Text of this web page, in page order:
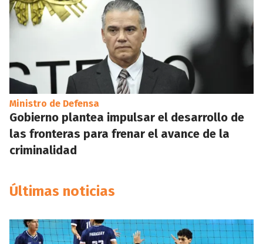
Ministro de Defensa
Gobierno plantea impulsar el desarrollo de
las fronteras para frenar el avance de la
criminalidad
Últimas noticias